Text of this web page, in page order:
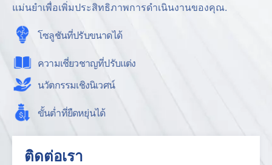
แม่นยำเพื่อเพิ่มประสิทธิภาพการดำเนินงานของคุณ.
โซลูชันที่ปรับขนาดได้
ความเชี่ยวชาญที่ปรับแต่ง
นวัตกรรมเชิงนิเวศน์
ขั้นต่ำที่ยืดหยุ่นได้
ติดต่อเรา